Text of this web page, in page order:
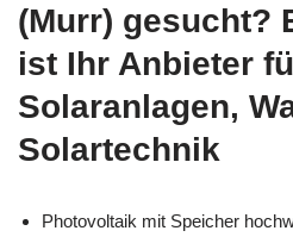
(Murr) gesucht?
ist Ihr Anbieter
Solaranlagen,
Solartechnik
Photovoltaik mit Speicher